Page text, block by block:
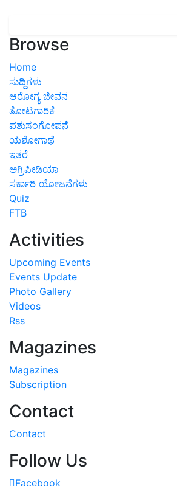
Browse
Home
ಸುದ್ದಿಗಳು
ಆರೋಗ್ಯ ಜೀವನ
ತೋಟಗಾರಿಕೆ
ಪಶುಸಂಗೋಪನೆ
ಯಶೋಗಾಥೆ
ಇತರೆ
ಅಗ್ರಿಪೀಡಿಯಾ
ಸರ್ಕಾರಿ ಯೋಜನೆಗಳು
Quiz
FTB
Activities
Upcoming Events
Events Update
Photo Gallery
Videos
Rss
Magazines
Magazines
Subscription
Contact
Contact
Follow Us
Facebook